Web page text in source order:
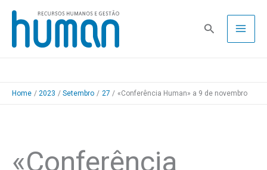
Skip
content
Pesquisa
Home 2023 Setembro 27 «Conferência Human» a 9 de novembro
«Conferência